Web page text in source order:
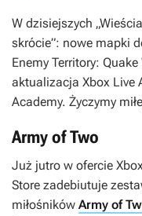
W dzisiejszych
skrócie”: nowe mapki
Enemy Territory:
aktualizacja Xbox Live
Academy. Życzymy
Army of Two
Już jutro w ofercie
Store zadebiutuje
miłośników Army of